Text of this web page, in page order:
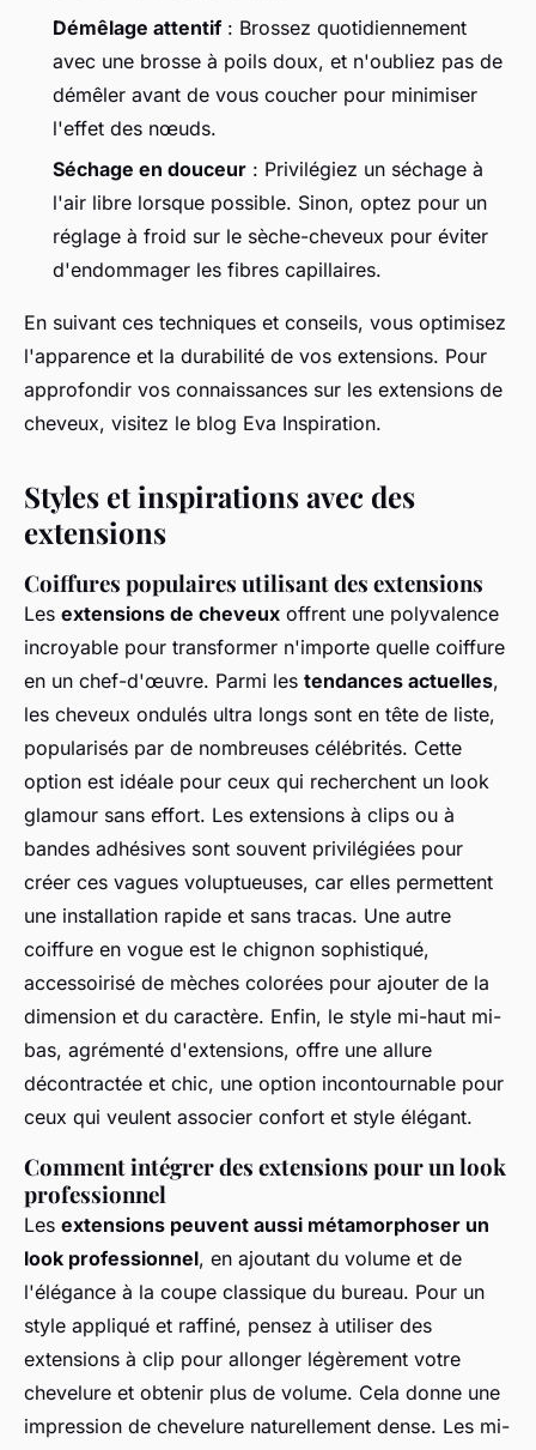
Démêlage attentif: Brossez quotidiennement
avec une brosse à poils doux, et n'oubliez pas de
démêler avant de vous coucher pour minimiser
l'effet des nœuds.
Séchage en douceur : Privilégiez un séchage à
l'air libre lorsque possible. Sinon, optez pour un
réglage à froid sur le sèche-cheveux pour éviter
d'endommager les fibres capillaires.
En suivant ces techniques et conseils, vous optimisez
l'apparence et la durabilité de vos extensions. Pour
approfondir vos connaissances sur les extensions de
cheveux, visitez le blog Eva Inspiration.
Styles et inspirations avec des
extensions
Coiffures populaires utilisant des extensions
Les extensions de cheveux offrent une polyvalence
incroyable pour transformer n'importe quelle coiffure
en un chef-d'œuvre. Parmi les tendances actuelles,
les cheveux ondulés ultra longs sont en tête de liste,
popularisés par de nombreuses célébrités. Cette
option est idéale pour ceux qui recherchent un look
glamour sans effort. Les extensions à clips ou à
bandes adhésives sont souvent privilégiées pour
créer ces vagues voluptueuses, car elles permettent
une installation rapide et sans tracas. Une autre
coiffure en vogue est le chignon sophistiqué,
accessoirisé de mèches colorées pour ajouter de la
dimension et du caractère. Enfin, le style mi-haut mi-
bas, agrémenté d'extensions, offre une allure
décontractée et chic, une option incontournable pour
ceux qui veulent associer confort et style élégant.
Comment intégrer des extensions pour un look
professionnel
Les extensions peuvent aussi métamorphoser un
look professionnel, en ajoutant du volume et de
l'élégance à la coupe classique du bureau. Pour un
style appliqué et raffiné, pensez à utiliser des
extensions à clip pour allonger légèrement votre
chevelure et obtenir plus de volume. Cela donne une
impression de chevelure naturellement dense. Les mi-